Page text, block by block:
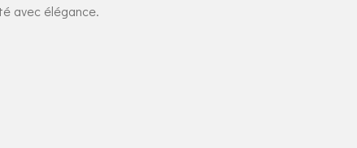
avec élégance.